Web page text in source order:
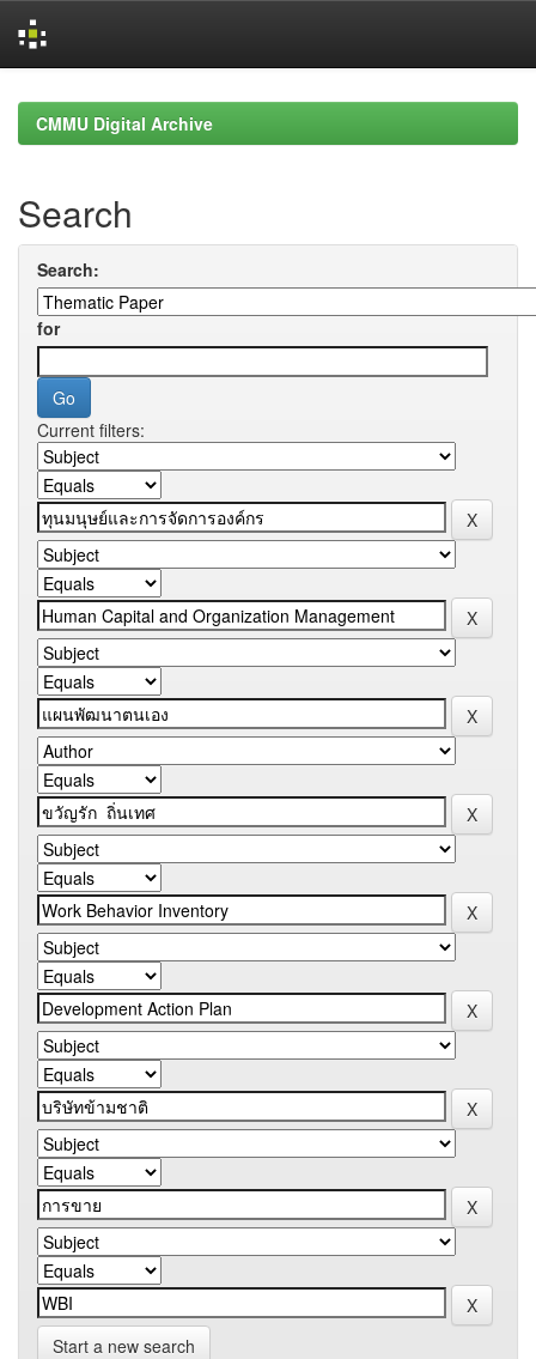
navigationCMMU Digital Archive
Search
Search:
for
Current filters:
Start a new search